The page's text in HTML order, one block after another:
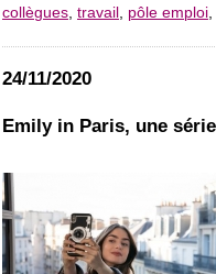
collègues, travail , pôle emploi,
24/11/2020
Emily in Paris, une